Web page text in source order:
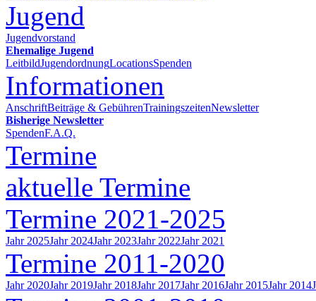
Jugend
Jugendvorstand
Ehemalige Jugend
LeitbildJugendordnungLocationsSpenden
Informationen
AnschriftBeiträge & GebührenTrainingszeitenNewsletter
Bisherige Newsletter
SpendenF.A.Q.
Termine
aktuelle Termine
Termine 2021-2025
Jahr 2025Jahr 2024Jahr 2023Jahr 2022Jahr 2021
Termine 2011-2020
Jahr 2020Jahr 2019Jahr 2018Jahr 2017Jahr 2016Jahr 2015Jahr 2014